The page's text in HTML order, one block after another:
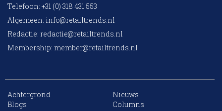
Telefoon: +31 (0) 318 431 553
Algemeen: info@retailtrends.nl
Redactie: redactie@retailtrends.nl
Membership: member@retailtrends.nl
Achtergrond
Nieuws
Blogs
Columns
10 collega’s